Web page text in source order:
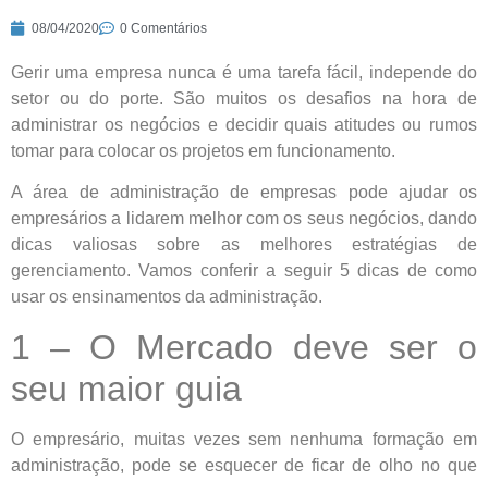
08/04/2020 0 Comentários
Gerir uma empresa nunca é uma tarefa fácil, independe do
setor ou do porte. São muitos os desafios na hora de
administrar os negócios e decidir quais atitudes ou rumos
tomar para colocar os projetos em funcionamento.
A área de administração de empresas pode ajudar os
empresários a lidarem melhor com os seus negócios, dando
dicas valiosas sobre as melhores estratégias de
gerenciamento. Vamos conferir a seguir 5 dicas de como
usar os ensinamentos da administração.
1 – O Mercado deve ser o
seu maior guia
O empresário, muitas vezes sem nenhuma formação em
administração, pode se esquecer de ficar de olho no que